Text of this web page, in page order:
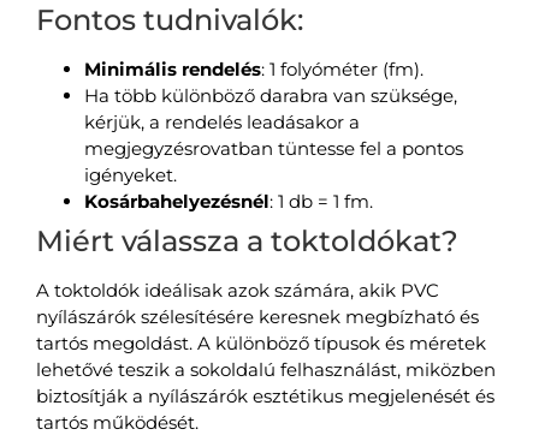
Fontos tudnivalók:
Minimális rendelés: 1 folyóméter (fm).
Ha több különböző darabra van szüksége,
kérjük, a rendelés leadásakor a
megjegyzésrovatban tüntesse fel a pontos
igényeket.
Kosárbahelyezésnél: 1 db = 1 fm.
Miért válassza a toktoldókat?
A toktoldók ideálisak azok számára, akik PVC
nyílászárók szélesítésére keresnek megbízható és
tartós megoldást. A különböző típusok és méretek
lehetővé teszik a sokoldalú felhasználást, miközben
biztosítják a nyílászárók esztétikus megjelenését és
tartós működését.